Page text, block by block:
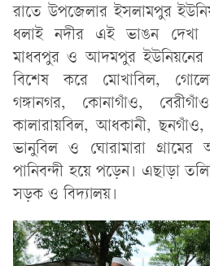
রাতে উপজেলার ইসলামপুর
ধলাই নদীর এই ভাঙন দেখা
মাধবপুর ও আদমপুর ইউনিয়নের
বিশেষ করে মোখাবিল,
গঙ্গানগর, কোনাগাঁও,
কালারায়বিল, আধকানী,
ভানুবিল ও ঘোরামারা
পানিবন্দী হয়ে পড়েন। এছাড়া
সড়ক ও বিদ্যালয়।